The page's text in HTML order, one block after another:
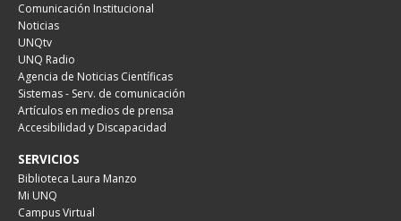
Comunicación Institucional
Noticias
UNQtv
UNQ Radio
Agencia de Noticias Científicas
Sistemas - Serv. de comunicación
Artículos en medios de prensa
Accesibilidad y Discapacidad
SERVICIOS
Biblioteca Laura Manzo
Mi UNQ
Campus Virtual